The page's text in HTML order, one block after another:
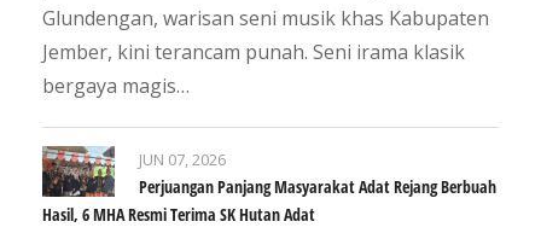
Glundengan, warisan seni musik khas Kabupaten
Jember, kini terancam punah. Seni irama klasik
bergaya magis…
JUN 07, 2026
Perjuangan Panjang Masyarakat Adat Rejang Berbuah
Hasil, 6 MHA Resmi Terima SK Hutan Adat